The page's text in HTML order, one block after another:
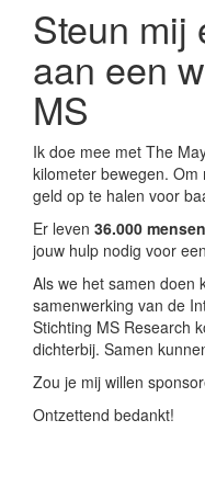
Steun mij
aan een
MS
Ik doe mee met The
kilometer bewegen.
geld op te halen voor
Er leven 36.000
jouw hulp nodig voor
Als we het samen doen
samenwerking van de
Stichting MS Research
dichterbij. Samen
Zou je mij willen
Ontzettend bedankt!